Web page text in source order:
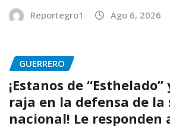
Reportegro1 Ago 6, 2026
GUERRERO
¡Estanos de
raja en la defensa de la
nacional! Le responden